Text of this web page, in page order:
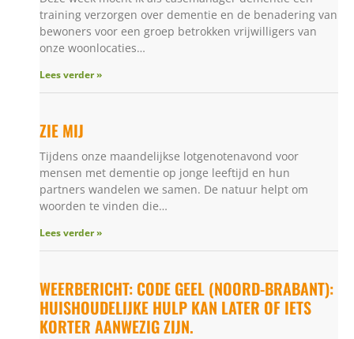
training verzorgen over dementie en de benadering van
bewoners voor een groep betrokken vrijwilligers van
onze woonlocaties…
Lees verder »
ZIE MIJ
Tijdens onze maandelijkse lotgenotenavond voor
mensen met dementie op jonge leeftijd en hun
partners wandelen we samen. De natuur helpt om
woorden te vinden die…
Lees verder »
WEERBERICHT: CODE GEEL (NOORD-BRABANT):
HUISHOUDELIJKE HULP KAN LATER OF IETS
KORTER AANWEZIG ZIJN.